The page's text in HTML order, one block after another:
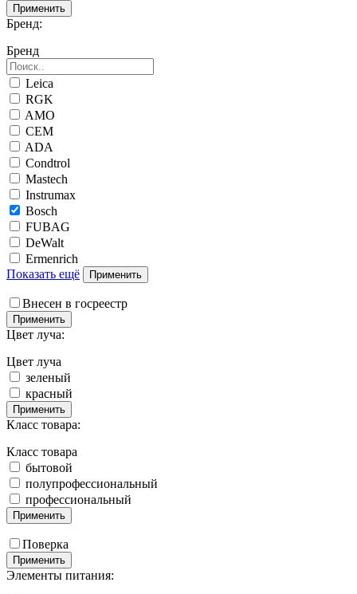
Применить
Бренд:
Бренд
Leica
RGK
AMO
CEM
ADA
Condtrol
Mastech
Instrumax
Bosch
FUBAG
DeWalt
Ermenrich
Показать ещё
Применить
Внесен в госреестр
Применить
Цвет луча:
Цвет луча
зеленый
красный
Применить
Класс товара:
Класс товара
бытовой
полупрофессиональный
профессиональный
Применить
Поверка
Применить
Элементы питания: